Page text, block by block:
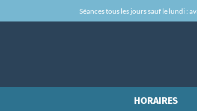
Séances tous les jours sauf le lundi :
HORAIRES